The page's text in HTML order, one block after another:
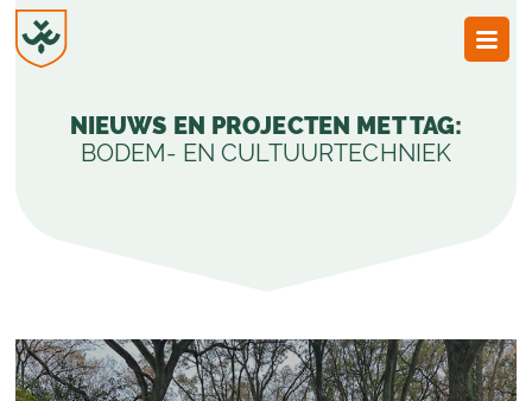
NIEUWS EN PROJECTEN MET TAG:
BODEM- EN CULTUURTECHNIEK